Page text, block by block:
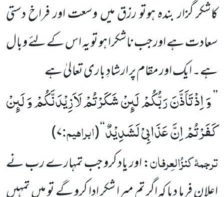
کاشکر گزار بندہ ہوتو رزق میں وسعت اور فراخ دستی
سعادت ہے اور جب ناشکرا ہو تو یہ اس کے لئے وبال
ہے۔ ایک اور مقام پر ارشادِ باری تعالیٰ ہے
’’وَ اِذْ تَاَذَّنَ رَبُّكُمْ لَىٕنْ شَكَرْتُمْ لَاَزِیْدَنَّكُمْ وَ لَىٕنْ
كَفَرْتُمْ اِنَّ عَذَابِیْ لَشَدِیْدٌ‘‘
(ابراہیم:۷)
ترجمۂکنزُالعِرفان: اور یاد کرو جب تمہارے رب نے